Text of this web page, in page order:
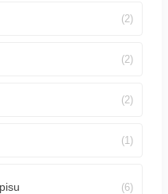
(2)
(2)
(2)
(1)
(6)